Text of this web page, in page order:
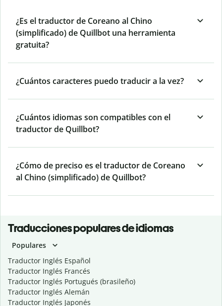
¿Es el traductor de Coreano al Chino
(simplificado) de Quillbot una herramienta
gratuita?
¿Cuántos caracteres puedo traducir a la vez?
¿Cuántos idiomas son compatibles con el
traductor de Quillbot?
¿Cómo de preciso es el traductor de Coreano
al Chino (simplificado) de Quillbot?
Traducciones populares de idiomas
Populares
Traductor Inglés Español
Traductor Inglés Francés
Traductor Inglés Portugués (brasileño)
Traductor Inglés Alemán
Traductor Inglés Japonés